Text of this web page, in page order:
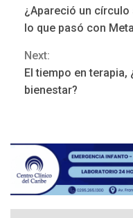
Reading
¿Apareció un círculo
lo que pasó con
Next:
El tiempo en
bienestar?